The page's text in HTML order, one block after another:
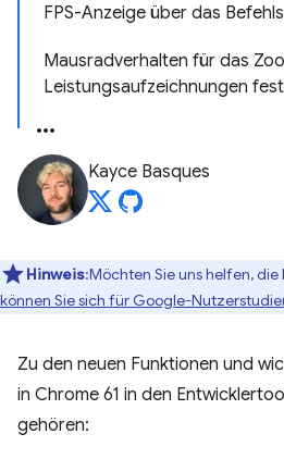
FPS-Anzeige über das
Mausradverhalten für das
Leistungsaufzeichnungen
Kayce Basques
Hinweis:Möchten Sie uns helfen, die
können Sie sich für Google-
Zu den neuen Funktionen und
in Chrome 61 in den
gehören: